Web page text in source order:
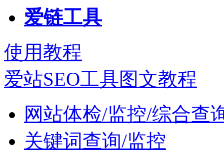
爱链工具
使用教程
爱站SEO工具图文教程
网站体检/监控/综合查
关键词查询/监控